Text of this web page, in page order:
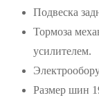
Подвеска
Тормоза
усилителем.
Размер шин